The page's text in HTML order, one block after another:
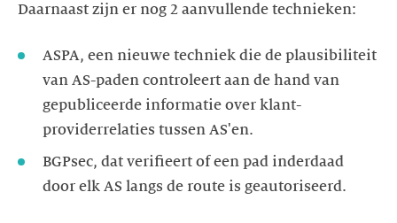
Daarnaast zijn er nog 2 aanvullende technieken:
ASPA, een nieuwe techniek die de plausibiliteit
van AS-paden controleert aan de hand van
gepubliceerde informatie over klant-
providerrelaties tussen AS'en.
BGPsec, dat verifieert of een pad inderdaad
door elk AS langs de route is geautoriseerd.